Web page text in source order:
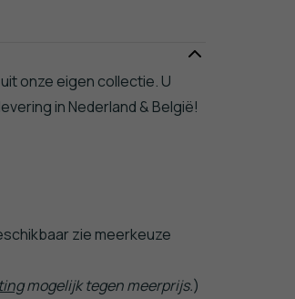
onze eigen collectie. U
in Nederland & België!
zie meerkeuze
mogelijk tegen meerprijs.)